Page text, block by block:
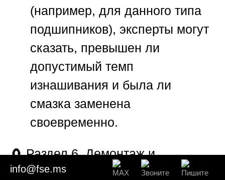
(например, для данного типа
подшипников), эксперты могут
сказать, превышен ли
допустимый темп
изнашивания и была ли
смазка заменена
своевременно.
🧲Раздел 6. Демонтаж и
дефектация подшипниковых и
info@fse.ms